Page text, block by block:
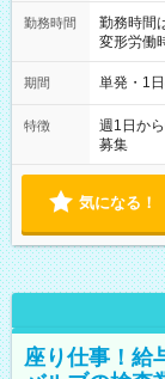
勤務時間
勤務時間
変形労働時間
～21：00
期間 単発・1
特徴
週1日か
募集
気になる！
座り仕事！給